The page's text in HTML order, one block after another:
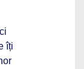
îți